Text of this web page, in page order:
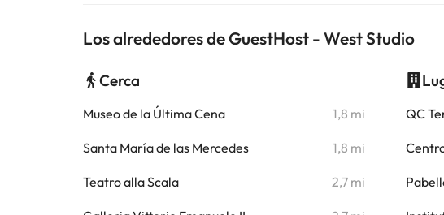
Los alrededores de GuestHost - West Studio
Cerca
Museo de la Última Cena 1,8 mi
Santa María de las Mercedes 1,8 mi
Teatro alla Scala 2,7 mi
QC